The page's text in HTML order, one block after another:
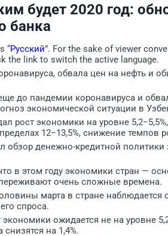
будет 2020 год:
банка
“Русский”. For the sake of viewer
the link to switch the active language.
обвала цен на нефть и
до пандемии коронавируса и
экономической ситуации в
рост экономики на уровне
12−13,5%, снижение темпов
обзор денежно-кредитной
в этом году экономики стран —
очень сложные времена.
марта в стране
спроса.
экономики ожидается не на уровне
снизятся на 1,4%.